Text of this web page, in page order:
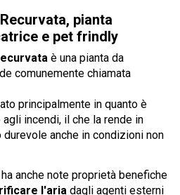
pianta
e pet frindly
è una pianta da
comunemente chiamata
principalmente in quanto è
incendi, il che la rende in
anche in condizioni non
anche note proprietà benefiche
l'aria dagli agenti esterni